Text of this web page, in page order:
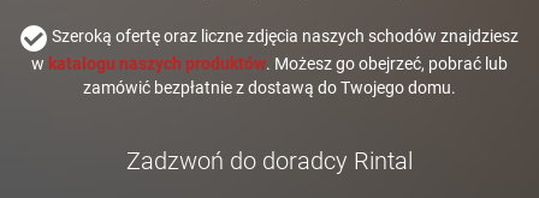
Szeroką ofertę oraz liczne zdjęcia naszych schodów znajdziesz
w katalogu naszych produktów. Możesz go obejrzeć, pobrać lub
zamówić bezpłatnie z dostawą do Twojego domu.
Zadzwoń do doradcy Rintal